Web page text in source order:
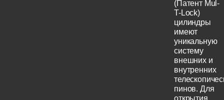
(Патент Mul-
T-Lock)
цилиндры
имеют
уникальную
систему
внешних и
внутренних
пинов. Для